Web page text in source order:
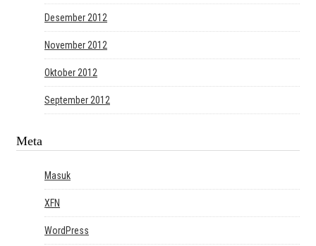
Desember 2012
November 2012
Oktober 2012
September 2012
Meta
Masuk
XFN
WordPress